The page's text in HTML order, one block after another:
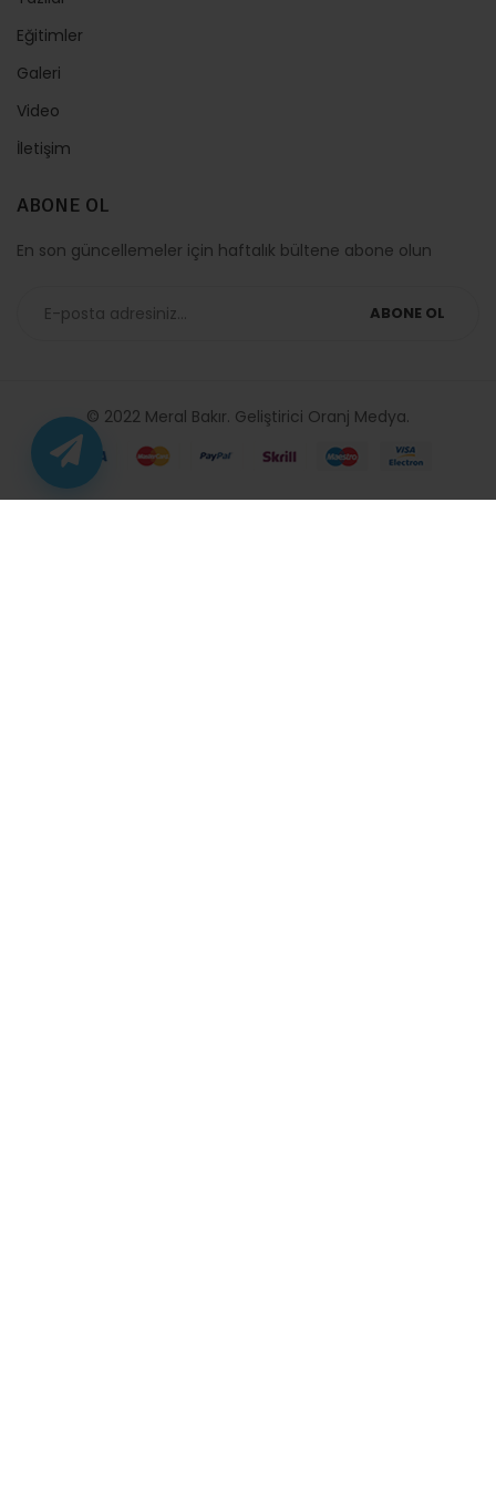
Eğitimler
Galeri
Video
İletişim
ABONE OL
En son güncellemeler için haftalık bültene abone olun
ABONE OL
© 2022 Meral Bakır. Geliştirici Oranj Medya.